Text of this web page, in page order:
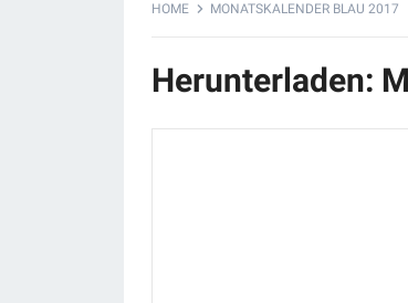
HOME MONATSKALENDER BLAU 2017
Herunterladen: